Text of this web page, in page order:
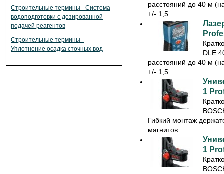
Строительные термины - Система
водоподготовки с дозированной
подачей реагентов
Строительные термины -
Уплотнение осадка сточных вод
расстояний до 40 м
+/- 1,5 ...
DLE
расстояний до 40 м
+/- 1,5 ...
1
Гибкий монтаж
магнитов ...
1